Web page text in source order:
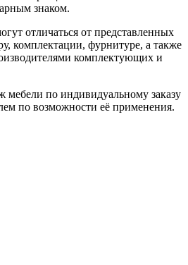
знаком.
отличаться от представленных
комплектации, фурнитуре, а также
комплектующих и
мебели по индивидуальному заказу
по возможности её применения.